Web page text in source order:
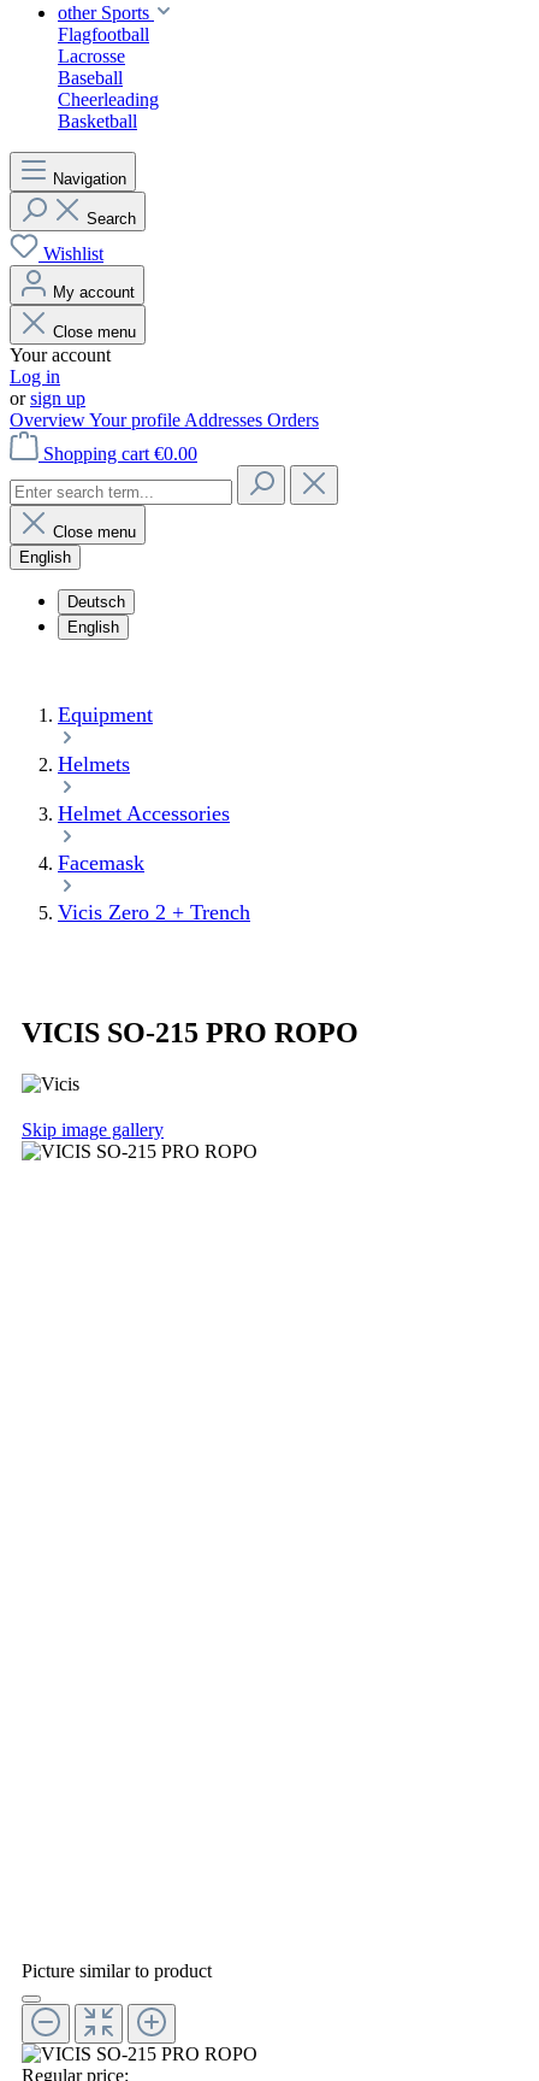
other Sports
Flagfootball
Lacrosse
Baseball
Cheerleading
Basketball
Navigation
Search
Wishlist
My account
Close menu
Your account
Log in
orsign up
OverviewYour profile Addresses Orders
Shopping cart €0.00
Close menu
English
Deutsch
English
Equipment
Helmets
Helmet Accessories
Facemask
Vicis Zero 2 + Trench
VICIS SO-215 PRO ROPO
Skip image gallery
Picture similar to product
Regular price: